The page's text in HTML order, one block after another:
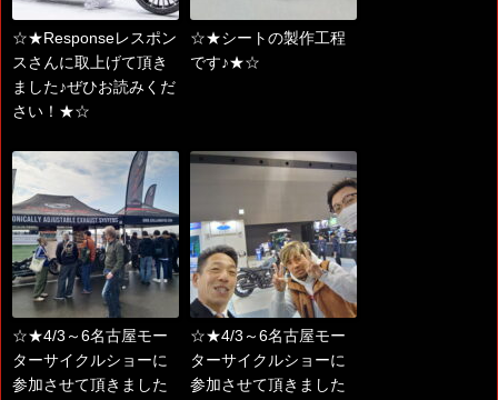
☆★Responseレスポン
スさんに取上げて頂き
ました♪ぜひお読みくだ
さい！★☆
☆★シートの製作工程
です♪★☆
☆★4/3～6名古屋モー
ターサイクルショーに
参加させて頂きました
☆★4/3～6名古屋モー
ターサイクルショーに
参加させて頂きました